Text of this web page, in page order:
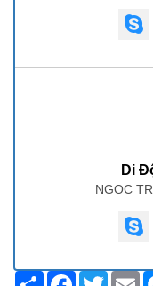
Di
NGỌC
Share Facebook
Twitter